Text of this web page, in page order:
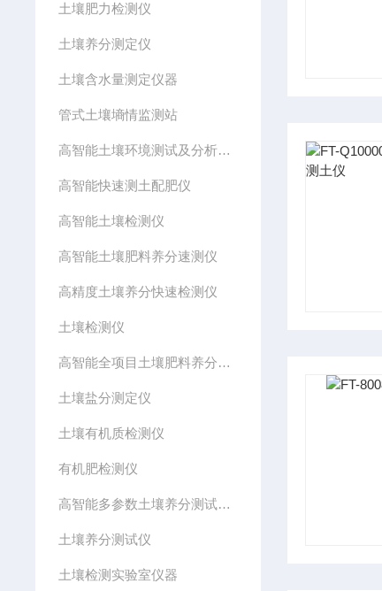
土壤肥力检测仪
土壤养分测定仪
土壤含水量测定仪器
管式土壤墒情监测站
高智能土壤环境测试及分析评估系统设备
高智能快速测土配肥仪
高智能土壤检测仪
高智能土壤肥料养分速测仪
高精度土壤养分快速检测仪
土壤检测仪
高智能全项目土壤肥料养分检测仪
土壤盐分测定仪
土壤有机质检测仪
有机肥检测仪
高智能多参数土壤养分测试系统
土壤养分测试仪
土壤检测实验室仪器